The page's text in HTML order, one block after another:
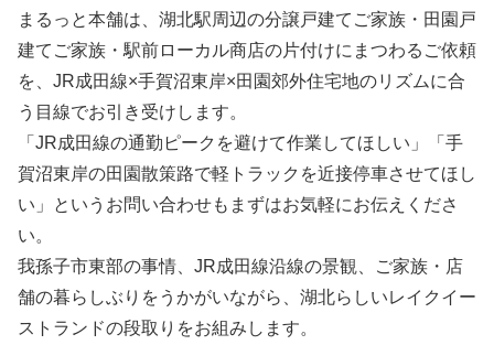
まるっと本舗は、湖北駅周辺の分譲戸建てご家族・田園戸
建てご家族・駅前ローカル商店の片付けにまつわるご依頼
を、JR成田線×手賀沼東岸×田園郊外住宅地のリズムに合
う目線でお引き受けします。
「JR成田線の通勤ピークを避けて作業してほしい」「手
賀沼東岸の田園散策路で軽トラックを近接停車させてほし
い」というお問い合わせもまずはお気軽にお伝えくださ
い。
我孫子市東部の事情、JR成田線沿線の景観、ご家族・店
舗の暮らしぶりをうかがいながら、湖北らしいレイクイー
ストランドの段取りをお組みします。